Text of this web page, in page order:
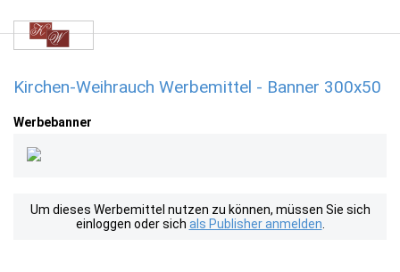
Kirchen-Weihrauch Werbemittel - Banner 300x50
Werbebanner
Um dieses Werbemittel nutzen zu können, müssen Sie sich
einloggen oder sich als Publisher anmelden